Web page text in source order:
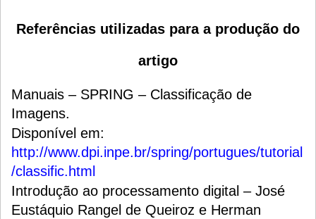
Referências utilizadas para a produção do
artigo
Manuais – SPRING – Classificação de
Imagens.
Disponível em:
http://www.dpi.inpe.br/spring/portugues/tutorial
/classific.html
Introdução ao processamento digital – José
Eustáquio Rangel de Queiroz e Herman